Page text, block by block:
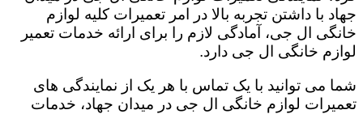
جهاد با داشتن تجربه بالا در امر تعمیرات کلیه لوازم
خانگی ال جی، آمادگی لازم را برای ارائه خدمات تعمیر
لوازم خانگی ال جی دارد.
شما می توانید با یک تماس با هر یک از نمایندگی های
تعمیرات لوازم خانگی ال جی در میدان جهاد، خدمات